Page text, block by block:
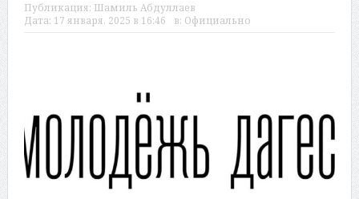
Публикация: Шамиль Абдуллаев
Дата: 17 января, 2025 в 16:46 в: Официально